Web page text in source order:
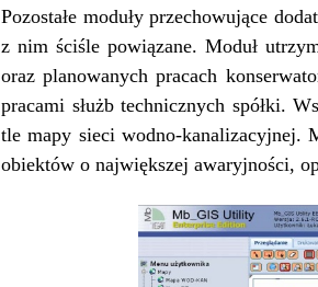
Pozostałe moduły przechowujące
z nim ściśle powiązane. Moduł
oraz planowanych pracach
pracami służb technicznych spółki.
tle mapy sieci wodno-kanalizacyjnej.
obiektów o największej awaryjności,